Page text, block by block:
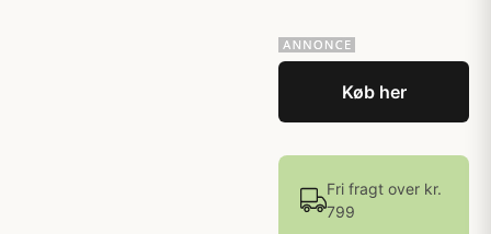
Køb her
Fri fragt over kr.
799